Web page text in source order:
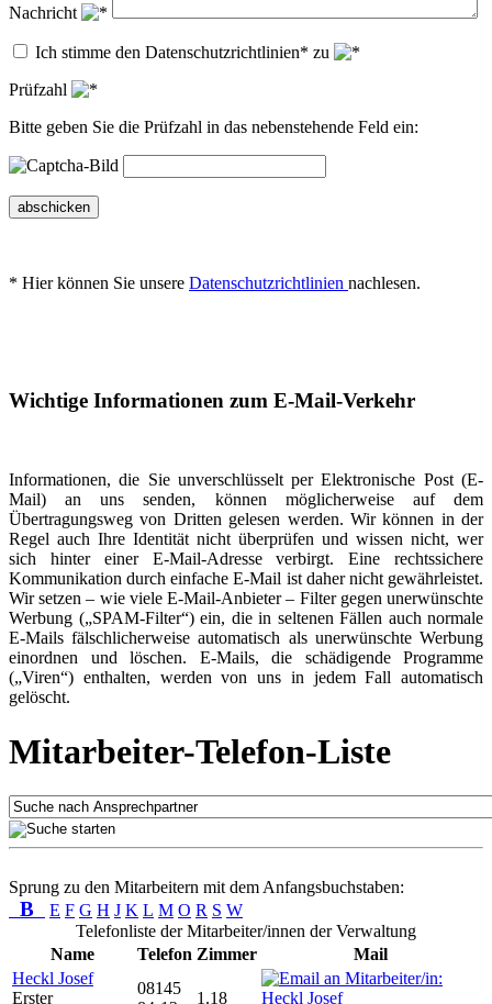
Nachricht
Ich stimme den Datenschutzrichtlinien* zu
Prüfzahl
Bitte geben Sie die Prüfzahl in das nebenstehende Feld ein:
abschicken
* Hier können Sie unsere Datenschutzrichtlinien nachlesen.
Wichtige Informationen zum E-Mail-Verkehr
Informationen, die Sie unverschlüsselt per Elektronische Post (E-
Mail) an uns senden, können möglicherweise auf dem
Übertragungsweg von Dritten gelesen werden. Wir können in der
Regel auch Ihre Identität nicht überprüfen und wissen nicht, wer
sich hinter einer E-Mail-Adresse verbirgt. Eine rechtssichere
Kommunikation durch einfache E-Mail ist daher nicht gewährleistet.
Wir setzen – wie viele E-Mail-Anbieter – Filter gegen unerwünschte
Werbung („SPAM-Filter“) ein, die in seltenen Fällen auch normale
E-Mails fälschlicherweise automatisch als unerwünschte Werbung
einordnen und löschen. E-Mails, die schädigende Programme
(„Viren“) enthalten, werden von uns in jedem Fall automatisch
gelöscht.
Mitarbeiter-Telefon-Liste
Sprung zu den Mitarbeitern mit dem Anfangsbuchstaben:
B E F G H J K L M O R S W
Telefonliste der Mitarbeiter/innen der Verwaltung
Name
Telefon Zimmer
Mail
Heckl Josef
Erster
08145
1.18